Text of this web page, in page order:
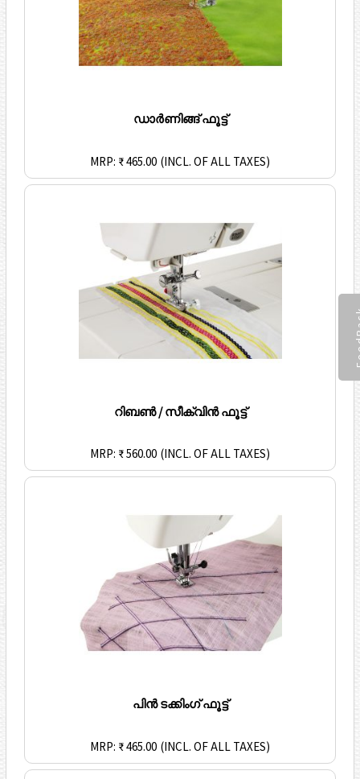
ഡാർണിങ്ങ് ഫൂട്ട്
MRP: ₹ 465.00 (INCL. OF ALL TAXES)
റിബൺ / സീക്വിൻ ഫൂട്ട്
MRP: ₹ 560.00 (INCL. OF ALL TAXES)
പിൻ ടക്കിംഗ് ഫൂട്ട്
MRP: ₹ 465.00 (INCL. OF ALL TAXES)